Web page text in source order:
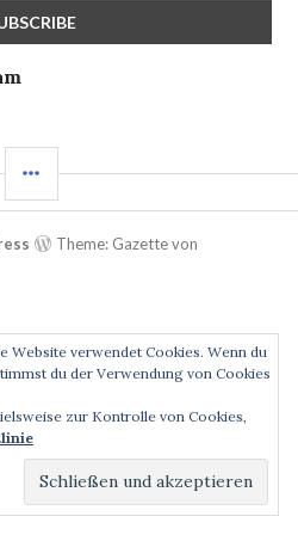
Theme: Gazette von
Website verwendet Cookies. Wenn du
du der Verwendung von Cookies
zur Kontrolle von Cookies,